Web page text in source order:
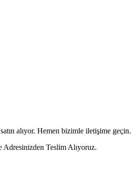
alıyor. Hemen bizimle iletişime geçin.
Adresinizden Teslim Alıyoruz.